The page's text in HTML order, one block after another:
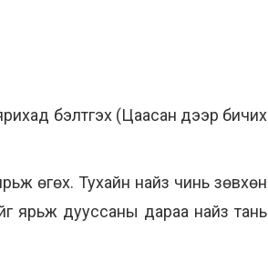
бэлтгэх (Цаасан дээр бичих
өгөх. Тухайн найз чинь зөвхөн
ярьж дууссаны дараа найз тань